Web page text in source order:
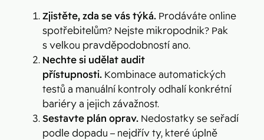
Zjistěte, zda se vás týká. Prodáváte online
spotřebitelům? Nejste mikropodnik? Pak
s velkou pravděpodobností ano.
Nechte si udělat audit
přístupnosti. Kombinace automatických
testů a manuální kontroly odhalí konkrétní
bariéry a jejich závažnost.
Sestavte plán oprav. Nedostatky se seřadí
podle dopadu – nejdřív ty, které úplně